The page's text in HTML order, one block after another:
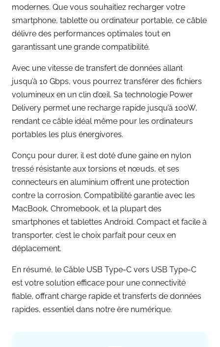
modernes. Que vous souhaitiez recharger votre
smartphone, tablette ou ordinateur portable, ce câble
délivre des performances optimales tout en
garantissant une grande compatibilité.
Avec une vitesse de transfert de données allant
jusqu’à 10 Gbps, vous pourrez transférer des fichiers
volumineux en un clin d’œil. Sa technologie Power
Delivery permet une recharge rapide jusqu’à 100W,
rendant ce câble idéal même pour les ordinateurs
portables les plus énergivores.
Conçu pour durer, il est doté d’une gaine en nylon
tressé résistante aux torsions et nœuds, et ses
connecteurs en aluminium offrent une protection
contre la corrosion. Compatibilité garantie avec les
MacBook, Chromebook, et la plupart des
smartphones et tablettes Android. Compact et facile à
transporter, c’est le choix parfait pour ceux en
déplacement.
En résumé, le Câble USB Type-C vers USB Type-C
est votre solution efficace pour une connectivité
fiable, offrant charge rapide et transferts de données
rapides, essentiel dans notre ère numérique.